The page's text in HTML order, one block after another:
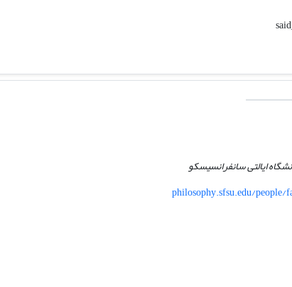
ایالتی سانفرانسیسکو
philosophy.sfsu.edu/